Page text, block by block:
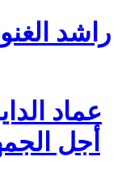
راشد
عماد
أجل